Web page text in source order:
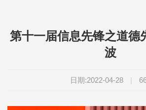
第十一届信息先锋之道
波
日期:2022-04-28 |